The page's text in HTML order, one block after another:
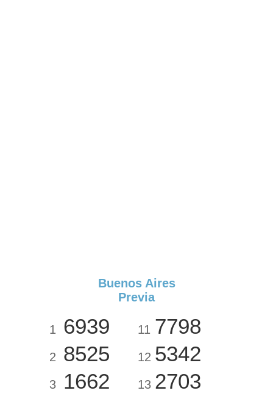
Buenos Aires
Previa
1 6939
2 8525
3 1662
11 7798
12 5342
13 2703